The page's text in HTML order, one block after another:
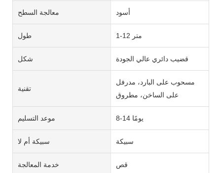
معالجة السطح أسود
طول 1-12 متر
شكل قضيب دائري عالي الجودة
تقنية
مسحوب على البارد، مدرفل
على الساخن، مطروق
موعد التسليم 8-14 يومًا
سبيكة أم لا سبيكة
خدمة المعالجة قص